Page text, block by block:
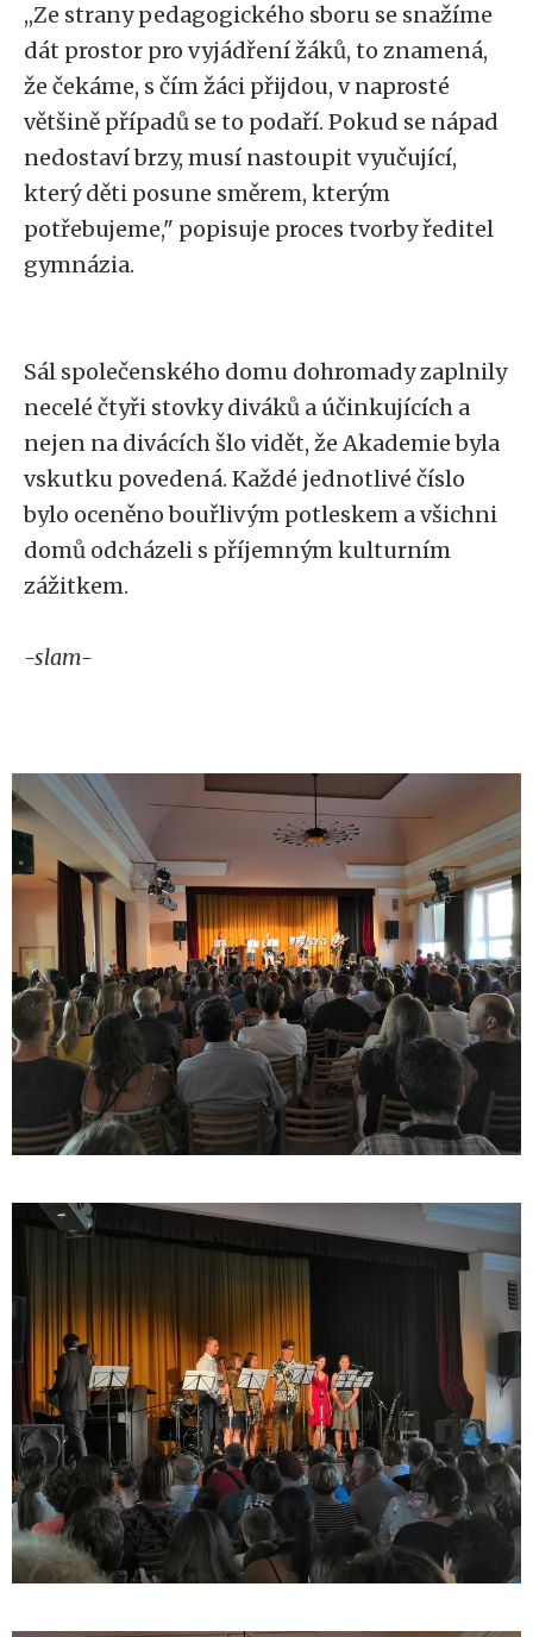
,,Ze strany pedagogického sboru se snažíme
dát prostor pro vyjádření žáků, to znamená,
že čekáme, s čím žáci přijdou, v naprosté
většině případů se to podaří. Pokud se nápad
nedostaví brzy, musí nastoupit vyučující,
který děti posune směrem, kterým
potřebujeme," popisuje proces tvorby ředitel
gymnázia.
Sál společenského domu dohromady zaplnily
necelé čtyři stovky diváků a účinkujících a
nejen na divácích šlo vidět, že Akademie byla
vskutku povedená. Každé jednotlivé číslo
bylo oceněno bouřlivým potleskem a všichni
domů odcházeli s příjemným kulturním
zážitkem.
-slam-